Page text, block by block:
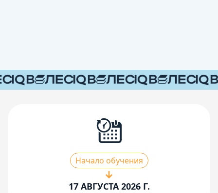
Начало обучения
17 АВГУСТА 2026 Г.